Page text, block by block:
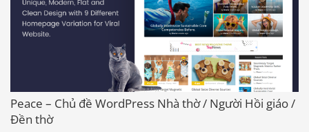
Peace – Chủ đề WordPress Nhà thờ / Người Hồi giáo /
Đền thờ